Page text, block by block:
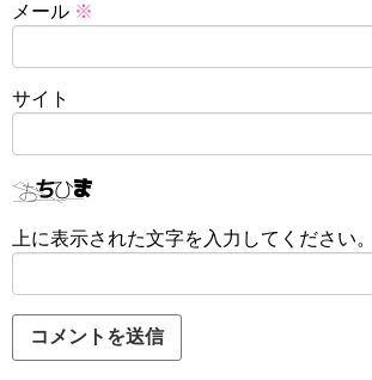
メール ※
サイト
上に表示された文字を入力してください。